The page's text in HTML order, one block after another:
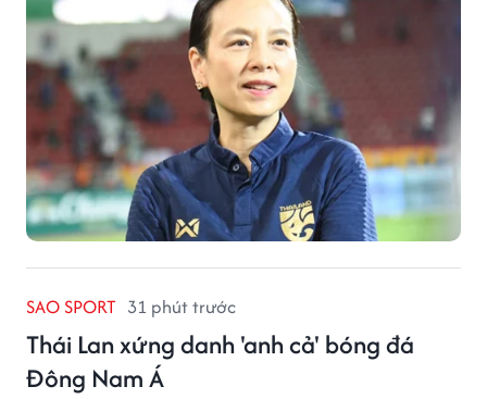
SAO SPORT 31 phút trước
Thái Lan xứng danh 'anh cả' bóng đá
Đông Nam Á